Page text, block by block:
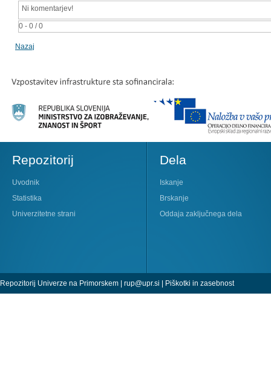
0 - 0 / 0
Ni komentarjev!
Nazaj
Repozitorij
Uvodnik
Statistika
Univerzitetne strani
Dela
Iskanje
Brskanje
Oddaja zaključnega dela
Repozitorij Univerze na Primorskem | rup@upr.si Piškotki in zasebnost